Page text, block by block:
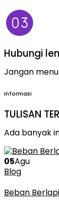
Hubungi
Jangan
informasi
TULISAN
Ada banyak
05Agu
Blog
Beban